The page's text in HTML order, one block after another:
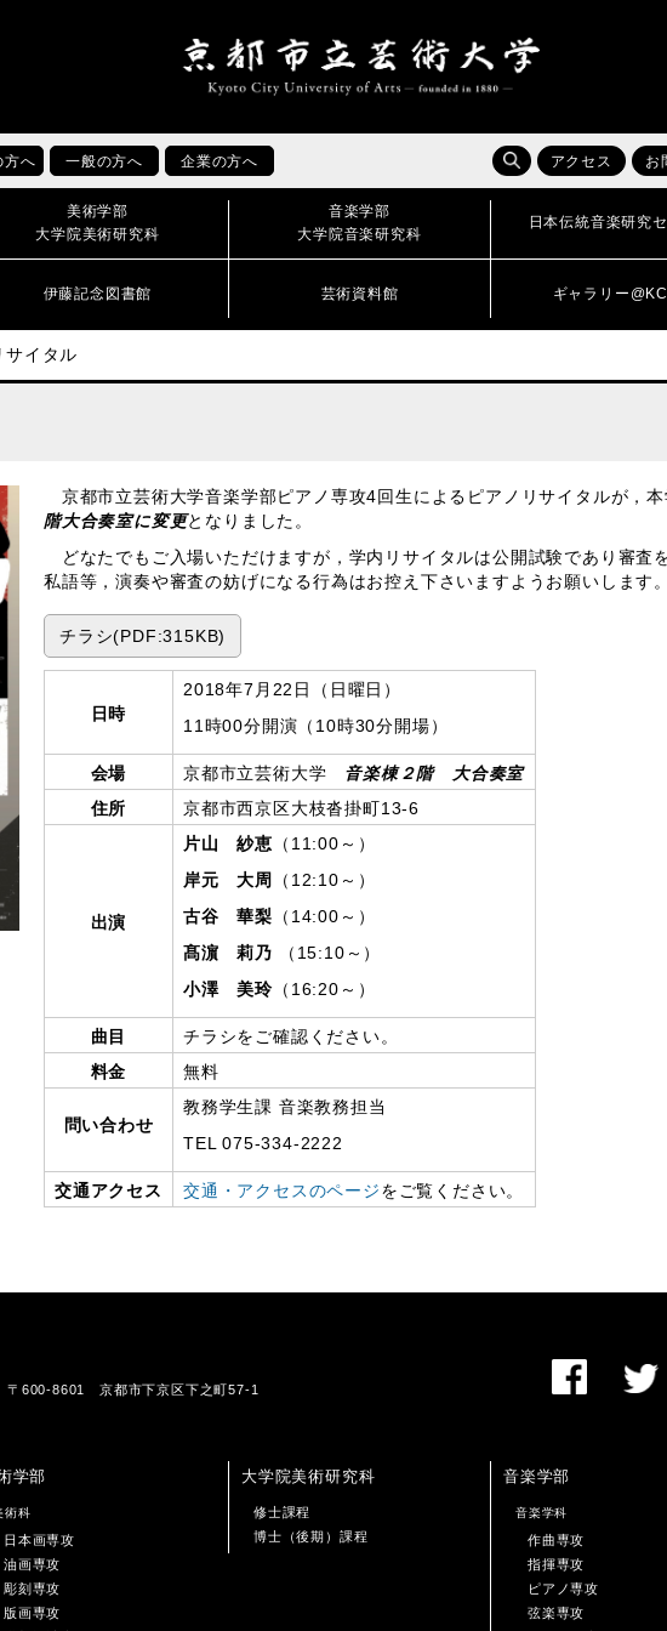
方へ 一般の方へ 企業の方へ アクセス お
美術学部
大学院美術研究科
音楽学部
大学院音楽研究科
日本伝統音楽研究
伊藤記念図書館 芸術資料館 ギャラリー
サイタル
京都市立芸術大学音楽学部ピアノ専攻4回生によるピアノリサイタルが，
階大合奏室に変更となりました。
どなたでもご入場いただけますが，学内リサイタルは公開試験であり審査
私語等，演奏や審査の妨げになる行為はお控え下さいますようお願いします。
チラシ(PDF:315KB)
日時
2018年7月22日（日曜日）
11時00分開演（10時30分開場）
会場 京都市立芸術大学 音楽棟２階 大合奏室
住所
京都市西京区大枝沓掛町13-6
出演
片山 紗恵 （11:00～）
岸元 大周
（12:10～）
古谷 華梨 （14:00～）
髙濵 莉乃 （15:10～）
小澤 美玲 （16:20～）
曲目
チラシをご確認ください。
料金
無料
問い合わせ
教務学生課 音楽教務担当
TEL 075-334-2222
交通アクセス 交通・アクセスのページ をご覧ください。
〒600-8601 京都市下京区下之町57-1
学部
術科
日本画専攻
油画専攻
彫刻専攻
版画専攻
大学院美術研究科
修士課程
博士（後期）課程
音楽学部
音楽学科
作曲専攻
指揮専攻
ピアノ専攻
弦楽専攻